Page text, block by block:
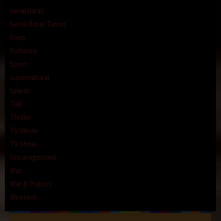
serial barat
Serial Barat Tamat
Soap
Software
Sport
supernatural
taiwan
Talk
Thriller
TV Movie
TV Show
Uncategorized
War
War & Politics
Western